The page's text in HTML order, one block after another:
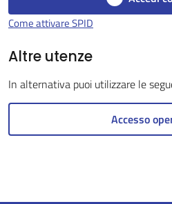
gli
Seguici
Come attivare SPID
Altre utenze
In alternativa puoi utilizzare le
Accesso